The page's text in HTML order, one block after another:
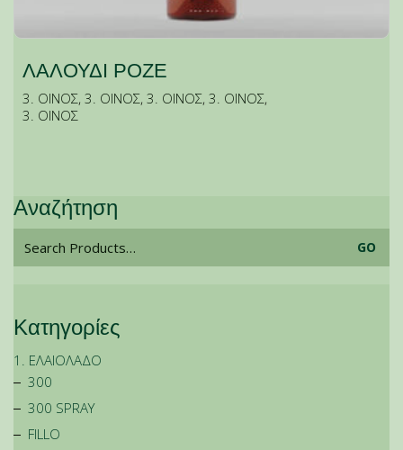
ΛΑΛΟΥΔΙ ΡΟΖΕ
3. ΟΙΝΟΣ, 3. ΟΙΝΟΣ, 3. ΟΙΝΟΣ, 3. ΟΙΝΟΣ,
3. ΟΙΝΟΣ
Αναζήτηση
Κατηγορίες
1. ΕΛΑΙΟΛΑΔΟ
300
300 SPRAY
FILLO